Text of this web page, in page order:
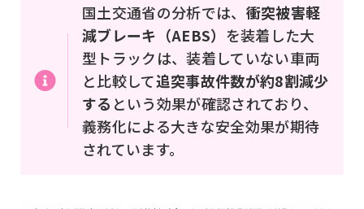
国土交通省の分析では、 衝突被害軽
減ブレーキ（AEBS） を装着した大
型トラックは、装着していない車両
と比較して追突事故件数が約8割減少
する という効果が確認されており、
義務化による大きな安全効果が期待
されています。